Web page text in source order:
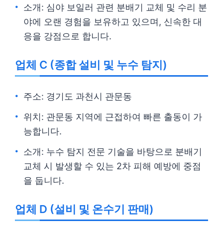
소개: 심야 보일러 관련 분배기 교체 및 수리 분
야에 오랜 경험을 보유하고 있으며, 신속한 대
응을 강점으로 합니다.
업체 C (종합 설비 및 누수 탐지)
주소: 경기도 과천시 관문동
위치: 관문동 지역에 근접하여 빠른 출동이 가
능합니다.
소개: 누수 탐지 전문 기술을 바탕으로 분배기
교체 시 발생할 수 있는 2차 피해 예방에 중점
을 둡니다.
업체 D (설비 및 온수기 판매)